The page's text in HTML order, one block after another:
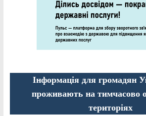
Інформація для громадян
проживають на тимчасово
територіях